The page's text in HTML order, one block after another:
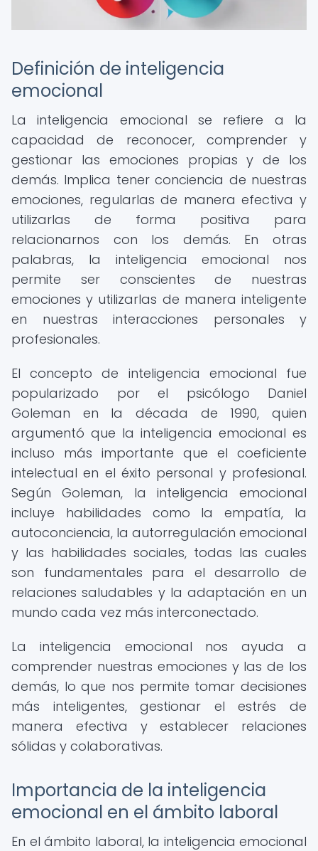
Definición de inteligencia
emocional
La inteligencia emocional se refiere a la
capacidad de reconocer, comprender y
gestionar las emociones propias y de los
demás. Implica tener conciencia de nuestras
emociones, regularlas de manera efectiva y
utilizarlas de forma positiva para
relacionarnos con los demás. En otras
palabras, la inteligencia emocional nos
permite ser conscientes de nuestras
emociones y utilizarlas de manera inteligente
en nuestras interacciones personales y
profesionales.
El concepto de inteligencia emocional fue
popularizado por el psicólogo Daniel
Goleman en la década de 1990, quien
argumentó que la inteligencia emocional es
incluso más importante que el coeficiente
intelectual en el éxito personal y profesional.
Según Goleman, la inteligencia emocional
incluye habilidades como la empatía, la
autoconciencia, la autorregulación emocional
y las habilidades sociales, todas las cuales
son fundamentales para el desarrollo de
relaciones saludables y la adaptación en un
mundo cada vez más interconectado.
La inteligencia emocional nos ayuda a
comprender nuestras emociones y las de los
demás, lo que nos permite tomar decisiones
más inteligentes, gestionar el estrés de
manera efectiva y establecer relaciones
sólidas y colaborativas.
Importancia de la inteligencia
emocional en el ámbito laboral
En el ámbito laboral, la inteligencia emocional